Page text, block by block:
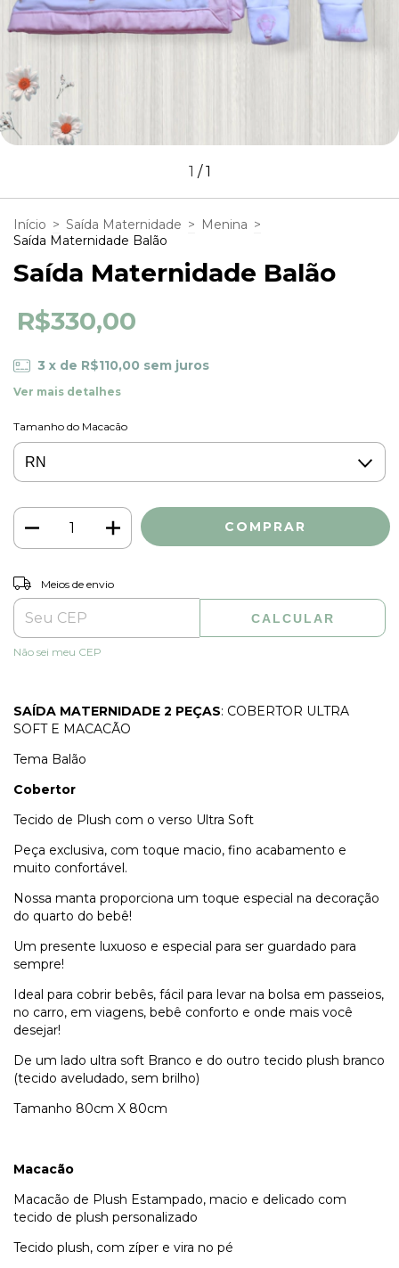
1 /1
Início > Saída Maternidade > Menina >
Saída Maternidade Balão
Saída Maternidade Balão
R$330,00
3 x de R$110,00 sem juros
Ver mais detalhes
Tamanho do Macacão
Entregas para o CEP:
Meios de envio
CALCULAR
Não sei meu CEP
SAÍDA MATERNIDADE 2 PEÇAS: COBERTOR ULTRA
SOFT E MACACÃO
Tema Balão
Cobertor
Tecido de Plush com o verso Ultra Soft
Peça exclusiva, com toque macio, fino acabamento e
muito confortável.
Nossa manta proporciona um toque especial na decoração
do quarto do bebê!
Um presente luxuoso e especial para ser guardado para
sempre!
Ideal para cobrir bebês, fácil para levar na bolsa em passeios,
no carro, em viagens, bebê conforto e onde mais você
desejar!
De um lado ultra soft Branco e do outro tecido plush branco
(tecido aveludado, sem brilho)
Tamanho 80cm X 80cm
Macacão
Macacão de Plush Estampado, macio e delicado com
tecido de plush personalizado
Tecido plush, com zíper e vira no pé